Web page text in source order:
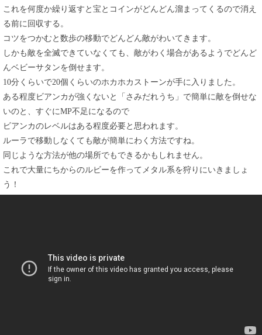
これを何度か繰り返すと宝とコインがどんどん溜まってくるので消え
る前に回収する。
コツをつかむと数歩の移動でどんどん敵がわいてきます。
しかも敵を全滅できていなくても、敵がわく場合があるようでどんど
んベビーサタンを倒せます。
10分くらいで20個くらいのホカホカストーンが手に入りました。
ある程度ビアンカが強くないと「さみだれうち」で簡単に敵を倒せな
いのと、すぐにMP不足になるので
ビアンカのレベルはある程度必要と思われます。
ルーラで移動しなくても敵が簡単にわく方法ですね。
同じような方法が他の場所でもできるかもしれません。
これで大量にちからのルビーを作ってメタル系を狩りにいきましょ
う！